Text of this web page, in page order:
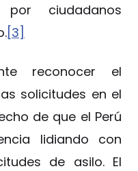
ciudadanos
[3]
reconocer el
solicitudes en el
de que el Perú
lidiando con
de asilo. El